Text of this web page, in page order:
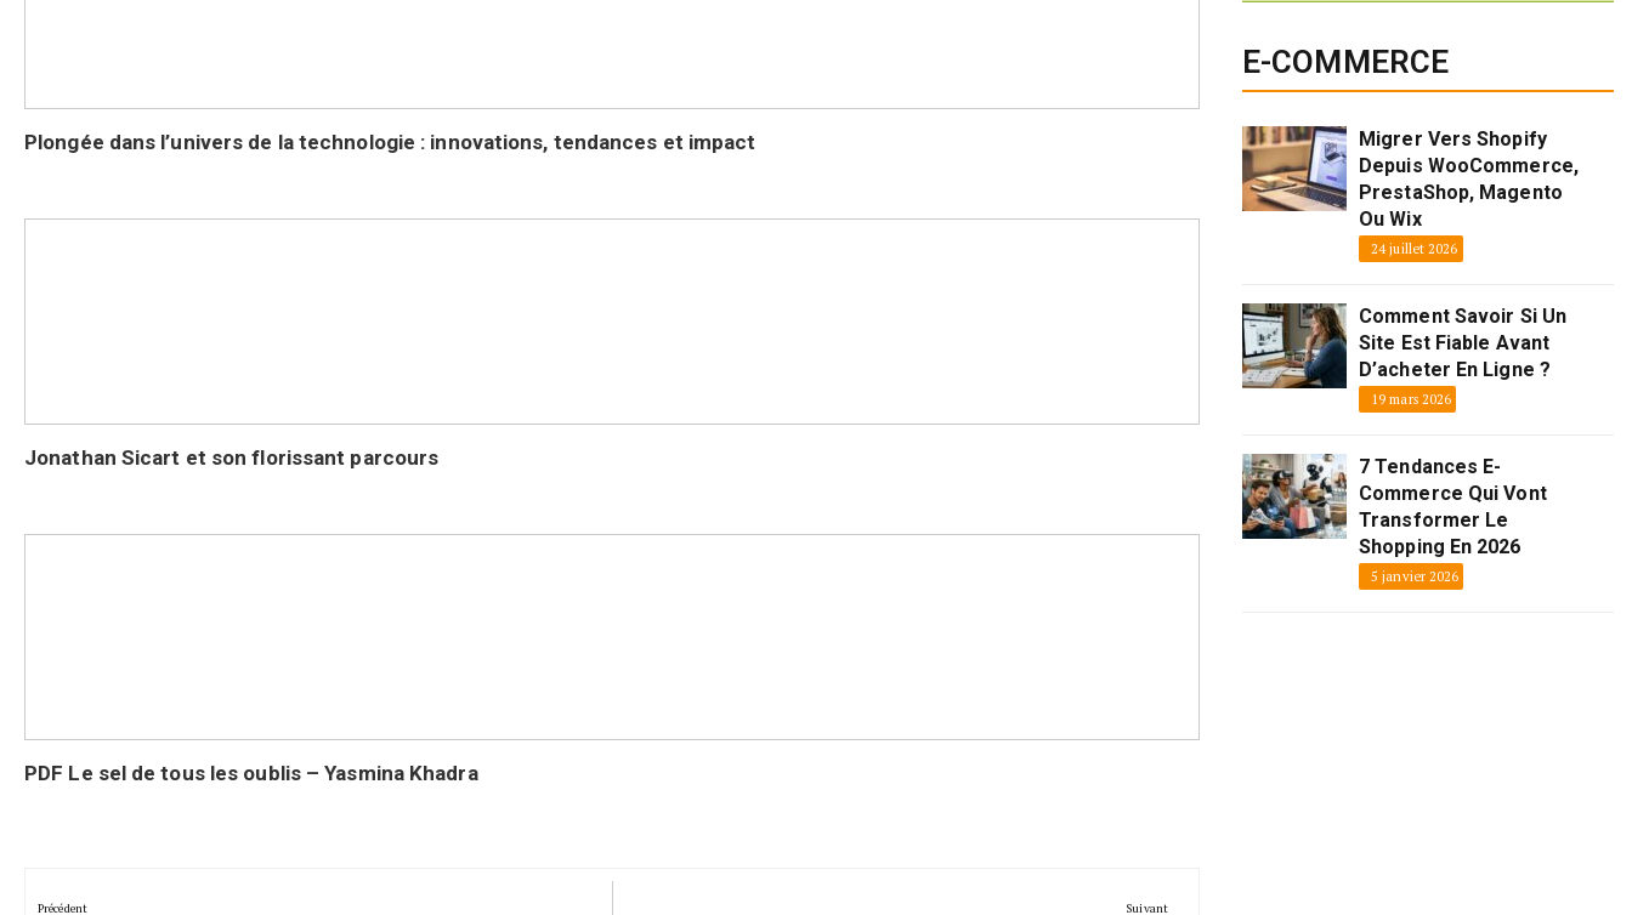
Plongée dans l’univers de la technologie : innovations, tendances et impact
Jonathan Sicart et son florissant parcours
PDF Le sel de tous les oublis – Yasmina Khadra
Précédent Suivant
E-COMMERCE
Migrer Vers Shopify
Depuis WooCommerce,
PrestaShop, Magento
Ou Wix
24 juillet 2026
Comment Savoir Si Un
Site Est Fiable Avant
D’acheter En Ligne ?
19 mars 2026
7 Tendances E-
Commerce Qui Vont
Transformer Le
Shopping En 2026
5 janvier 2026